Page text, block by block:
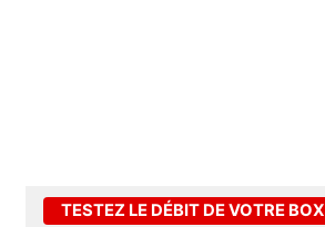
TESTEZ LE DÉBIT DE VOTRE BOX